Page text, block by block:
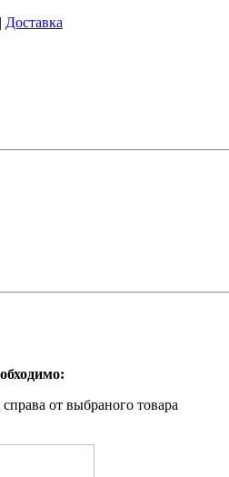
| Доставка
от выбраного товара